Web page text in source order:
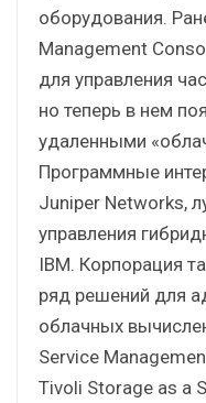
оборудования.
Management
для управления
но теперь в нем
удаленными
Программные
Juniper Networks,
управления
IBM. Корпорация
ряд решений для
облачных
Service
Tivoli Storage as a